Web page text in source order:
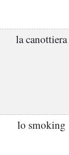
la canottiera
lo smoking